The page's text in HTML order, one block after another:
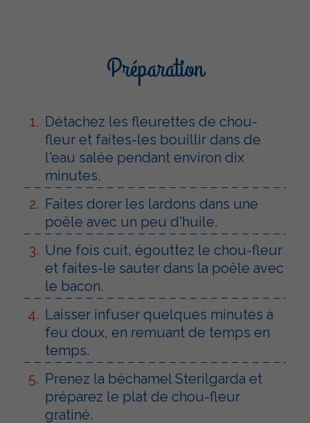
Préparation
Détachez les fleurettes de chou-
fleur et faites-les bouillir dans de
l'eau salée pendant environ dix
minutes.
Faites dorer les lardons dans une
poêle avec un peu d'huile.
Une fois cuit, égouttez le chou-fleur
et faites-le sauter dans la poêle avec
le bacon.
Laisser infuser quelques minutes à
feu doux, en remuant de temps en
temps.
Prenez la béchamel Sterilgarda et
préparez le plat de chou-fleur
gratiné.